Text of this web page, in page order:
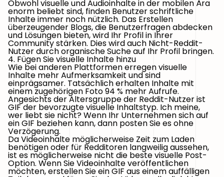
Obwohl visuelle und Audioinhalte in der mobilen Ära
enorm beliebt sind, finden Benutzer schriftliche
Inhalte immer noch nützlich. Das Erstellen
überzeugender Blogs, die Benutzerfragen abdecken
und Lösungen bieten, wird Ihr Profil in Ihrer
Community stärken. Dies wird auch Nicht-Reddit-
Nutzer durch organische Suche auf Ihr Profil bringen.
4. Fügen Sie visuelle Inhalte hinzu
Wie bei anderen Plattformen erregen visuelle
Inhalte mehr Aufmerksamkeit und sind
einprägsamer. Tatsächlich erhalten Inhalte mit
einem zugehörigen Foto 94 % mehr Aufrufe.
Angesichts der Altersgruppe der Reddit-Nutzer ist
GIF der bevorzugte visuelle Inhaltstyp. Ich meine,
wer liebt sie nicht? Wenn Ihr Unternehmen sich auf
ein GIF beziehen kann, dann posten Sie es ohne
Verzögerung.
Da Videoinhalte möglicherweise Zeit zum Laden
benötigen oder für Redditoren langweilig aussehen,
ist es möglicherweise nicht die beste visuelle Post-
Option. Wenn Sie Videoinhalte veröffentlichen
möchten, erstellen Sie ein GIF aus einem auffälligen